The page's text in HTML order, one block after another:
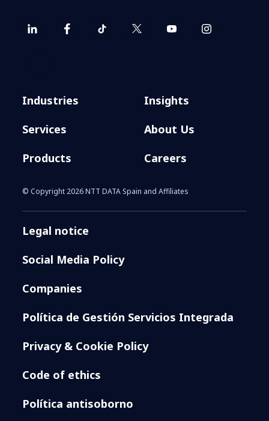
Industries
Services
Products
Insights
About Us
Careers
© Copyright 2026 NTT DATA Spain and Affiliates
Legal notice
Social Media Policy
Companies
Política de Gestión Servicios Integrada
Privacy & Cookie Policy
Code of ethics
Política antisoborno